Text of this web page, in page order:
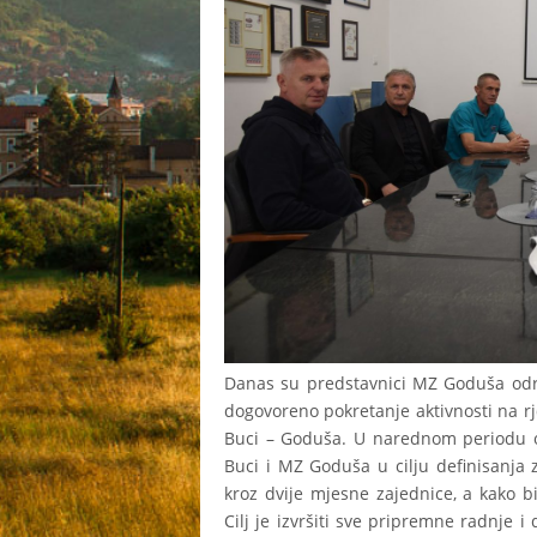
Danas su predstavnici MZ Goduša
dogovoreno pokretanje aktivnosti na
Buci – Goduša. U narednom
Buci i MZ Goduša u cilju definisanja
kroz dvije mjesne zajednice, a kako
Cilj je izvršiti sve pripremne radnje i